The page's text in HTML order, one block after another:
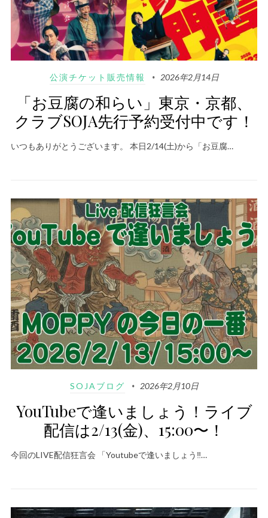
公演チケット販売情報 2026年2月14日
「お豆腐の和らい」東京・京都、
クラブSOJA先行予約受付中です！
いつもありがとうございます。 本日2/14(土)から「お豆腐…
SOJAブログ 2026年2月10日
YouTubeで逢いましょう！ライブ
配信は2/13(金)、15:00〜！
今回のLIVE配信狂言会 「Youtubeで逢いましょう‼️…